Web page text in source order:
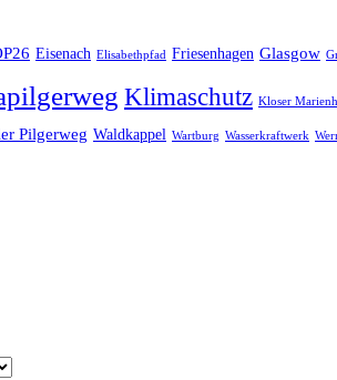
Eisenach Elisabethpfad Friesenhagen Glasgow
Klimaschutz Kloser
Pilgerweg Waldkappel Wartburg Wasserkraftwerk